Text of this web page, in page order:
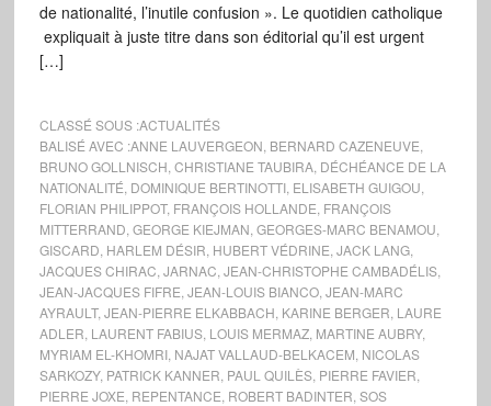
de nationalité, l’inutile confusion ». Le quotidien catholique
expliquait à juste titre dans son éditorial qu’il est urgent
[…]
CLASSÉ SOUS :ACTUALITÉS
BALISÉ AVEC :ANNE LAUVERGEON BERNARD CAZENEUVE
BRUNO GOLLNISCH CHRISTIANE TAUBIRA, DÉCHÉANCE DE LA
NATIONALITÉ DOMINIQUE BERTINOTTI, ELISABETH GUIGOU
FLORIAN PHILIPPOT, FRANÇOIS HOLLANDE FRANÇOIS
MITTERRAND GEORGE KIEJMAN GEORGES-MARC BENAMOU
GISCARD HARLEM DÉSIR HUBERT VÉDRINE JACK LANG,
JACQUES CHIRAC JARNAC JEAN-CHRISTOPHE CAMBADÉLIS,
JEAN-JACQUES FIFRE JEAN-LOUIS BIANCO, JEAN-MARC
AYRAULT, JEAN-PIERRE ELKABBACH KARINE BERGER LAURE
ADLER LAURENT FABIUS, LOUIS MERMAZ, MARTINE AUBRY,
MYRIAM EL-KHOMRI, NAJAT VALLAUD-BELKACEM NICOLAS
SARKOZY, PATRICK KANNER PAUL QUILÈS, PIERRE FAVIER
PIERRE JOXE REPENTANCE ROBERT BADINTER SOS